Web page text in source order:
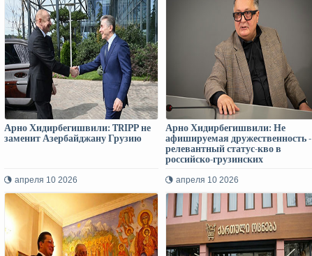
Арно Хидирбегишвили: TRIPP не
заменит Азербайджану Грузию
апреля 10 2026
Арно Хидирбегишвили: Не
афишируемая дружественность -
релевантный статус-кво в
российско-грузинских
апреля 10 2026